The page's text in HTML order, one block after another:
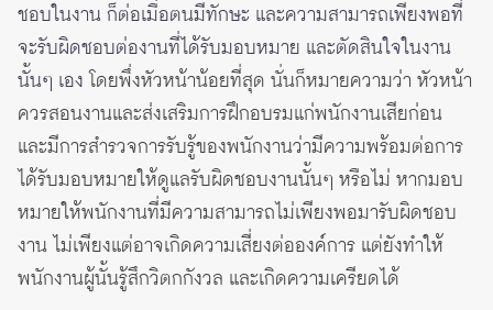
ชอบในงาน ก็ต่อเมื่อตนมีทักษะ และความสามารถเพียงพอที่
จะรับผิดชอบต่องานที่ได้รับมอบหมาย และตัดสินใจในงาน
นั้นๆ เองโดยพึ่งหัวหน้าน้อยที่สุด นั่นก็หมายความว่า หัวหน้า
ควรสอนงานและส่งเสริมการฝึกอบรมแก่พนักงานเสียก่อน
และมีการสำรวจการรับรู้ของพนักงานว่ามีความพร้อมต่อการ
ได้รับมอบหมายให้ดูแลรับผิดชอบงานนั้นๆ หรือไม่ หากมอบ
หมายให้พนักงานที่มีความสามารถไม่เพียงพอมารับผิดชอบ
งาน ไม่เพียงแต่อาจเกิดความเสี่ยงต่อองค์การ แต่ยังทำให้
พนักงานผู้นั้นรู้สึกวิตกกังวล และเกิดความเครียดได้